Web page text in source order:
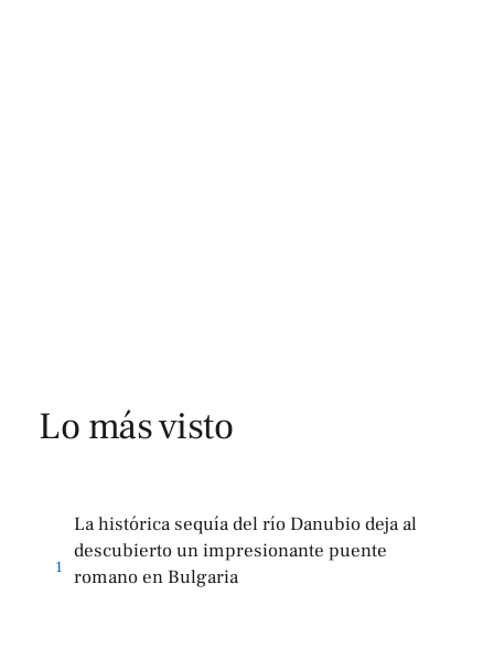
Lo más visto
1
La histórica sequía del río Danubio deja al
descubierto un impresionante puente
romano en Bulgaria